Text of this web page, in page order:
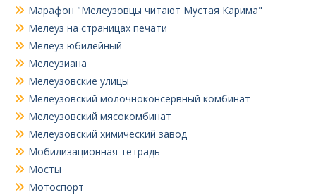
Марафон "Мелеузовцы читают Мустая Карима"
Мелеуз на страницах печати
Мелеуз юбилейный
Мелеузиана
Мелеузовские улицы
Мелеузовский молочноконсервный комбинат
Мелеузовский мясокомбинат
Мелеузовский химический завод
Мобилизационная тетрадь
Мосты
Мотоспорт